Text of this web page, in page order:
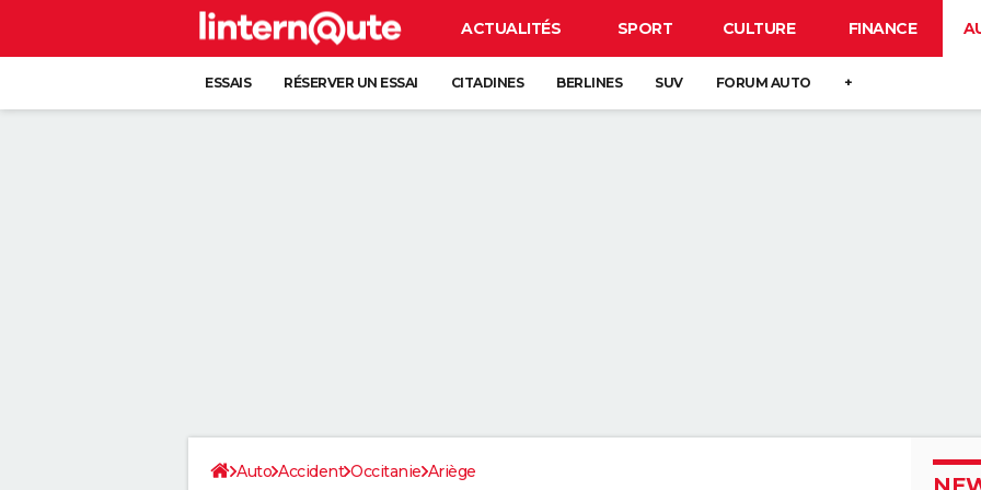
ACTUALITÉS SPORT CULTURE FINANCE
ESSAIS RÉSERVER UN ESSAI CITADINES BERLINES SUV FORUM AUTO +
Auto Accident Occitanie Ariège